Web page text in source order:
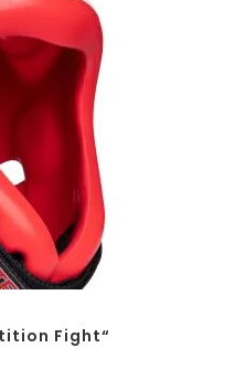
Fight“